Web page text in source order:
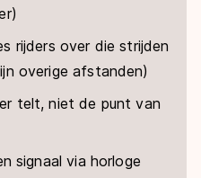
rijders over die strijden
overige afstanden)
telt, niet de punt van
signaal via horloge